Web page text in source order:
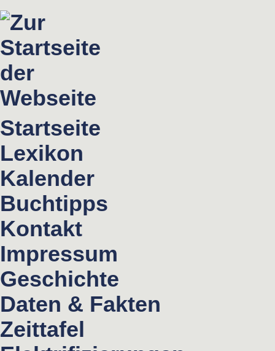
Startseite
Lexikon
Kalender
Buchtipps
Kontakt
Impressum
Geschichte
Daten & Fakten
Zeittafel